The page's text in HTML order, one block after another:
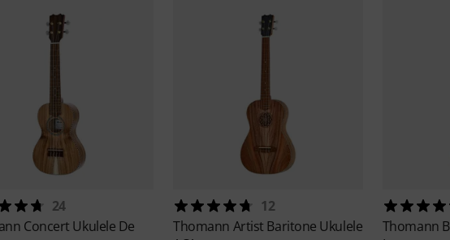
24
Concert Ukulele De
12
Thomann Artist Baritone Ukulele
Thomann